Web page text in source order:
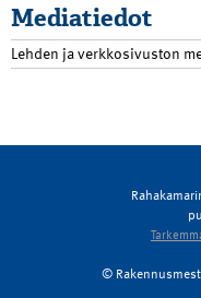
Mediatiedot
Lehden ja verkkosivuston
©